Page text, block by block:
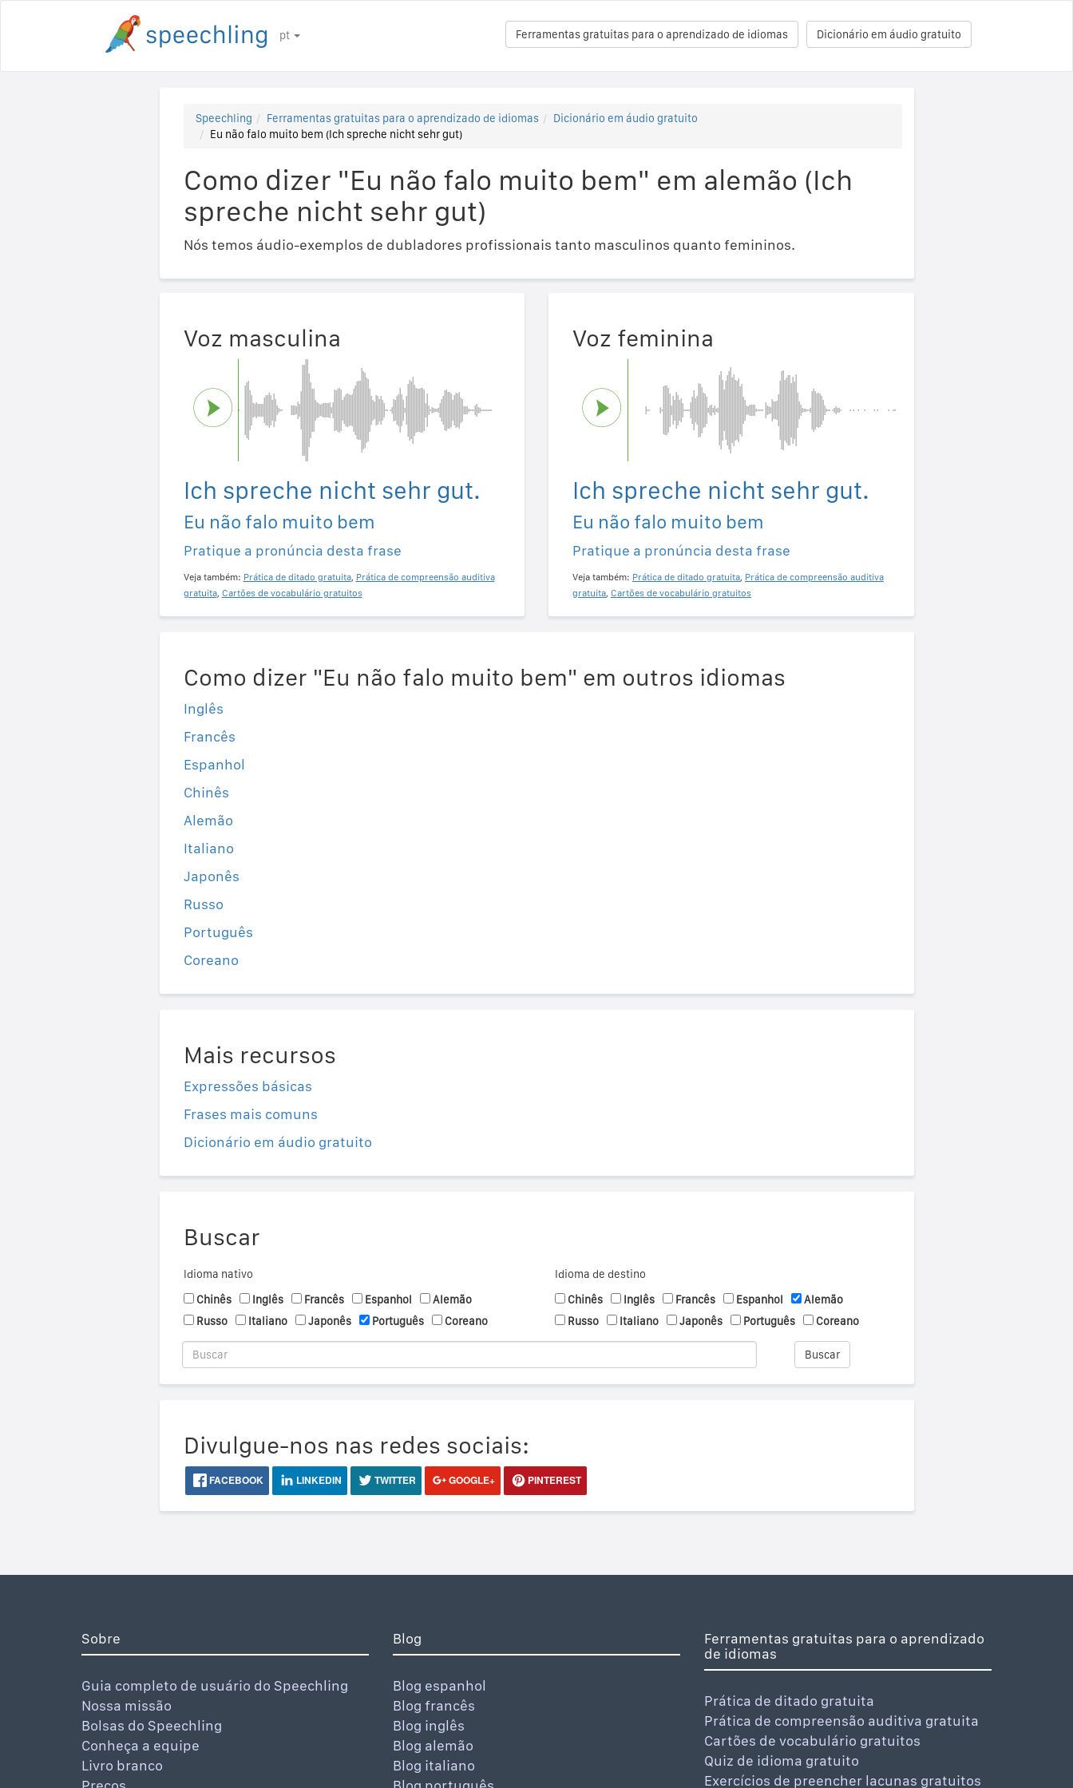
pt Dicionário em áudio gratuito
Ferramentas gratuitas para o aprendizado de idiomas
Speechling Ferramentas gratuitas para o aprendizado de idiomas
Dicionário em áudio gratuito
Eu não falo muito bem (Ich spreche nicht sehr gut)
Como dizer "Eu não falo muito bem" em alemão (Ich
spreche nicht sehr gut)
Nós temos áudio-exemplos de dubladores profissionais tanto masculinos quanto femininos.
Voz masculina
Ich spreche nicht sehr gut.
Eu não falo muito bem
Pratique a pronúncia desta frase
Veja também: Prática de ditado gratuita, Prática de compreensão auditiva
gratuita, Cartões de vocabulário gratuitos
Voz feminina
Ich spreche nicht sehr gut.
Eu não falo muito bem
Pratique a pronúncia desta frase
Veja também: Prática de ditado gratuita, Prática de compreensão auditiva
gratuita, Cartões de vocabulário gratuitos
Como dizer "Eu não falo muito bem" em outros idiomas
Inglês
Francês
Espanhol
Chinês
Alemão
Italiano
Japonês
Russo
Português
Coreano
Mais recursos
Expressões básicas
Frases mais comuns
Dicionário em áudio gratuito
Buscar
Idioma nativo
Chinês
Inglês Francês Espanhol
Alemão
Russo
Italiano Japonês Português Coreano
Idioma de destino
Chinês
Inglês Francês Espanhol
Alemão
Russo
Italiano Japonês Português Coreano
Buscar
Divulgue-nos nas redes sociais:
FACEBOOK LINKEDIN TWITTER GOOGLE+ PINTEREST
Sobre
Guia completo de usuário do Speechling
Nossa missão
Bolsas do Speechling
Conheça a equipe
Livro branco
Blog
Blog espanhol
Blog francês
Blog inglês
Blog alemão
Blog italiano
Ferramentas gratuitas para o aprendizado
de idiomas
Prática de ditado gratuita
Prática de compreensão auditiva gratuita
Cartões de vocabulário gratuitos
Quiz de idioma gratuito
Exercícios de preencher lacunas gratuitos